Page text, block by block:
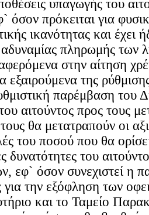
υπαγωγής του
όσον πρόκειται για
ικανότητας και έχει
πληρωμής των
στην αίτηση
εξαιρούμενα της
παρέμβαση του
αιτούντος προς τους
θα μετατραπούν oι
του ποσού που θα
δυνατότητες του
εφ` όσον συνεχιστεί η
για την εξόφληση των
και το Ταμείο